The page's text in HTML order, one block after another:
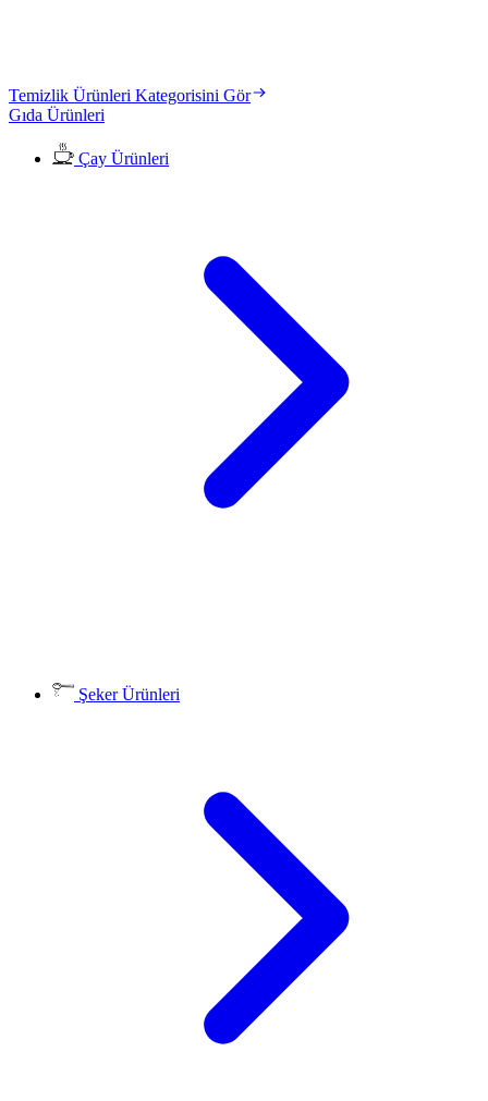
Temizlik Ürünleri Kategorisini Gör
Gıda Ürünleri
Çay Ürünleri
Şeker Ürünleri